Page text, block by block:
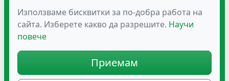
15.00€ (29.34 лв.) 13.80€ (26.99 лв.)
Използваме бисквитки за по-добра работа на
сайта. Изберете какво да разрешите. Научи
повече
Приемам